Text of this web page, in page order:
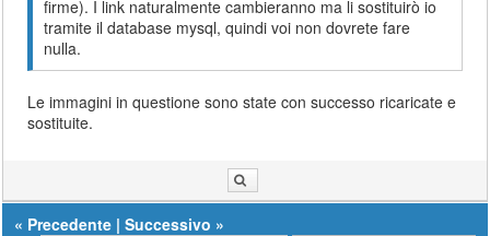
firme). I link naturalmente cambieranno ma li sostituirò io
tramite il database mysql, quindi voi non dovrete fare
nulla.
Le immagini in questione sono state con successo ricaricate e
sostituite.
« Precedente |Successivo »